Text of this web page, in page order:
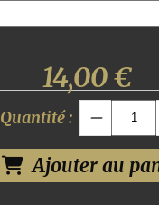
14,00€
Quantité :
Ajouter au